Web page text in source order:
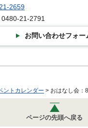
2659
21-2791
お問い合わせフォー
ントカレンダー > おはなし会：
ページの先頭へ戻る